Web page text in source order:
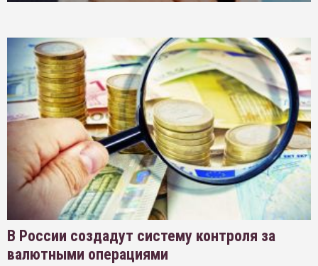
В России создадут систему контроля за
валютными операциями